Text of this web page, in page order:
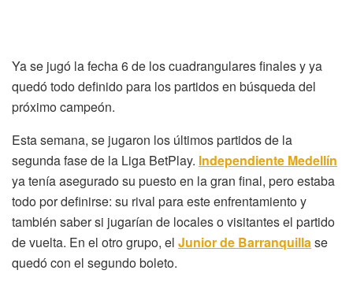
Ya se jugó la fecha 6 de los cuadrangulares finales y ya
quedó todo definido para los partidos en búsqueda del
próximo campeón.
Esta semana, se jugaron los últimos partidos de la
segunda fase de la Liga BetPlay. Independiente Medellín
ya tenía asegurado su puesto en la gran final, pero estaba
todo por definirse: su rival para este enfrentamiento y
también saber si jugarían de locales o visitantes el partido
de vuelta. En el otro grupo, el Junior de Barranquillase
quedó con el segundo boleto.